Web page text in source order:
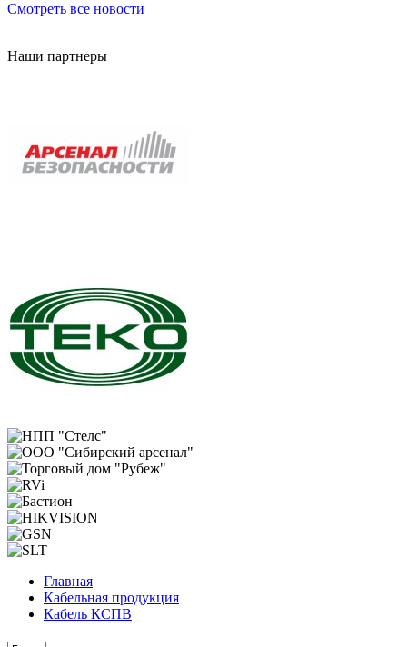
Смотреть все новости
Наши партнеры
Главная
Кабельная продукция
Кабель КСПВ